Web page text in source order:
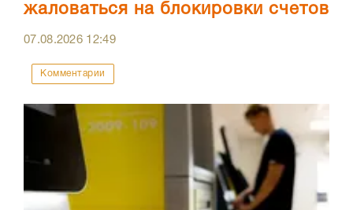
жаловаться на блокировки счетов
07.08.2026 12:49
Комментарии